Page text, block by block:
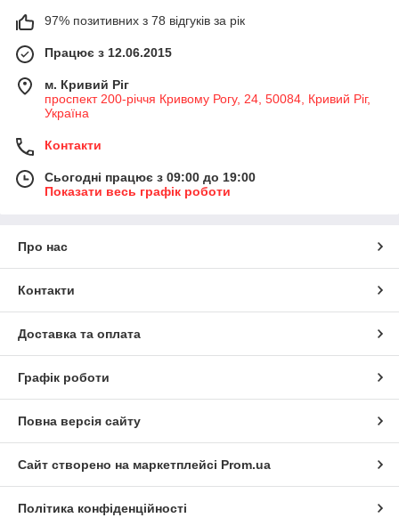
97% позитивних з 78 відгуків за рік
Працює з 12.06.2015
м. Кривий Ріг
проспект 200-річчя Кривому Рогу, 24, 50084, Кривий Ріг,
Україна
Контакти
Сьогодні працює з 09:00 до 19:00
Показати весь графік роботи
Про нас
Контакти
Доставка та оплата
Графік роботи
Повна версія сайту
Сайт створено на маркетплейсі Prom.ua
Політика конфіденційності